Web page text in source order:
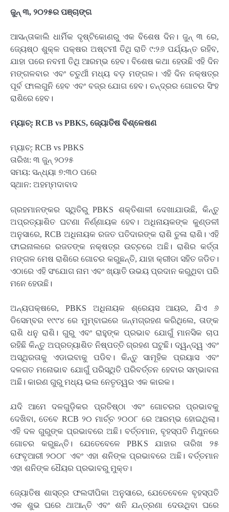
ଜୁନ୍ ୩, ୨୦୨୫ର ପଞ୍ଚାଙ୍ଗ
ଆସନ୍ତାକାଲି ଧାର୍ମିକ ଦୃଷ୍ଟିକୋଣରୁ ଏକ ବିଶେଷ ଦିନ। ଜୁନ୍ ୩ ରେ,
ଜ୍ୟେଷ୍ଠ ଶୁକ୍ଳ ପକ୍ଷର ଅଷ୍ଟମୀ ତିଥି ରାତି ୯:୨୬ ପର୍ଯ୍ୟନ୍ତ ରହିବ,
ଯାହା ପରେ ନବମୀ ତିଥି ଆରମ୍ଭ ହେବ। ବିଶେଷ କଥା ହେଉଛି ଏହି ଦିନ
ମଙ୍ଗଳବାର ଏବଂ ଚତୁର୍ଥୀ ମଧ୍ୟ ବଡ଼ ମଙ୍ଗଳ। ଏହି ଦିନ ନକ୍ଷତ୍ର
ପୂର୍ବ ଫାଲଗୁନି ହେବ ଏବଂ ବଜ୍ର ଯୋଗ ହେବ। ଚନ୍ଦ୍ରର ଗୋଚର ସିଂହ
ରାଶିରେ ହେବ।
ମ୍ୟାଚ୍: RCB vs PBKS, ଜ୍ୟୋତିଷ ବିଶ୍ଳେଷଣ
ମ୍ୟାଚ୍: RCB vs PBKS
ତାରିଖ: ୩ ଜୁନ୍ ୨୦୨୫
ସମୟ: ସନ୍ଧ୍ୟା ୭:୩୦ ପରେ
ସ୍ଥାନ: ଅହମ୍ମଦାବାଦ
ଗ୍ରହମାନଙ୍କର ସ୍ଥିତିରୁ PBKS ଶକ୍ତିଶାଳୀ ଦେଖାଯାଉଛି, କିନ୍ତୁ
ଅପ୍ରତ୍ୟାଶିତ ଘଟଣା ନିର୍ଣ୍ଣାୟକ ହେବ। ଅଧିନାୟକଙ୍କ କୁଣ୍ଡଳୀ
ଅନୁସାରେ, RCB ଅଧିନାୟକ ରଜତ ପତିଦାରଙ୍କ ରାଶି ତୁଳା ରାଶି। ଏହି
ଫାଇନାଲରେ ରଜତଙ୍କ ନକ୍ଷତ୍ର ଉଚ୍ଚରେ ଅଛି। ରାଶିର କର୍ତ୍ତା
ମଙ୍ଗଳ ମେଷ ରାଶିରେ ଗୋଚର କରୁଛନ୍ତି, ଯାହା କ୍ରୀଡା ସହିତ ଜଡିତ।
ଏଠାରେ ଏହି ସଂଯୋଗ ନାମ ଏବଂ ଖ୍ୟାତି ଉଭୟ ପ୍ରଦାନ କରୁଥିବା ପରି
ମନେ ହେଉଛି।
ଅନ୍ୟପକ୍ଷରେ, PBKS ଅଧିନାୟକ ଶ୍ରେୟସ ଆୟର, ଯିଏ ୬
ଡିସେମ୍ବର ୧୯୯୪ ରେ ମୁମ୍ବାଇରେ ଜନ୍ମଗ୍ରହଣ କରିଥିଲେ, ତାଙ୍କ
ରାଶି ଧନୁ ରାଶି। ଗୁରୁ ଏବଂ ରାହୁଙ୍କ ପ୍ରଭାବ ଯୋଗୁଁ ମାନସିକ ଚାପ
ରହିଛି କିନ୍ତୁ ଅପ୍ରତ୍ୟାଶିତ ନିଷ୍ପତ୍ତି ଗ୍ରହଣ ଘଟୁଛି। ଦ୍ୱନ୍ଦ୍ୱ ଏବଂ
ଅସ୍ଥିରତାକୁ ଏଡାଇବାକୁ ପଡିବ। କିନ୍ତୁ ସାମୂହିକ ପ୍ରୟାସ ଏବଂ
ଦଳଗତ ମନୋଭାବ ଯୋଗୁଁ ପରିସ୍ଥିତି ପରିବର୍ତ୍ତନ ହେବାର ସମ୍ଭାବନା
ଅଛି। କାରଣ ଗୁରୁ ମଧ୍ୟ ଭଲ ନେତୃତ୍ୱର ଏକ କାରକ।
ଯଦି ଆମେ ଦଳଗୁଡ଼ିକର ପ୍ରତିଷ୍ଠା ଏବଂ ଗୋଚରର ପ୍ରଭାବକୁ
ଦେଖିବା, ତେବେ RCB ୨୦ ମାର୍ଚ୍ଚ ୨୦୦୮ ରେ ଆରମ୍ଭ ହୋଇଥିଲା।
ଏହି ଦଳ ଗୁରୁଙ୍କ ପ୍ରଭାବରେ ଅଛି। ବର୍ତ୍ତମାନ, ବୃହସ୍ପତି ମିଥୁନରେ
ଗୋଚର କରୁଛନ୍ତି। ଯେତେବେଳେ PBKS ଯାହାର ତାରିଖ ୨୫
ଫେବୃଆରୀ ୨୦୦୮ ଏବଂ ଏହା ଶନିଙ୍କ ପ୍ରଭାବରେ ଅଛି। ବର୍ତ୍ତମାନ
ଏହା ଶନିଙ୍କ ଧୈୟର ପ୍ରଭାବରୁ ମୁକ୍ତ।
ଜ୍ୟୋତିଷ ଶାସ୍ତ୍ର ଫଲଦୀପିକା ଅନୁସାରେ, ଯେତେବେଳେ ବୃହସ୍ପତି
ଏକ ଶୁଭ ଘରେ ଥାଆନ୍ତି ଏବଂ ଶନି ଯନ୍ତ୍ରଣା ଦେଉଥିବା ଘରେ